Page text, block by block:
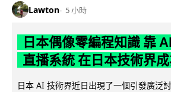
Lawton 5 小時
日本偶像零編程知識 靠
直播系統 在日本技術界
日本 AI 技術界近日出現了一個引發廣泛